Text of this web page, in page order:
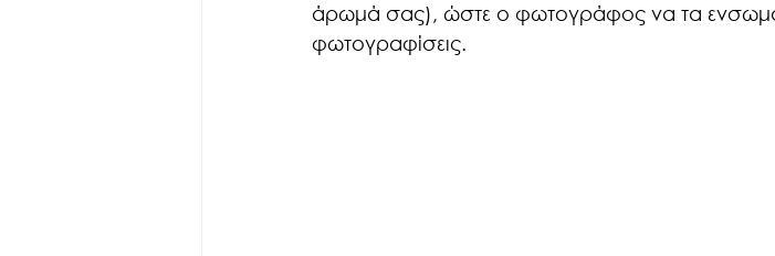
άρωμά σας), ώστε ο φωτογράφος να τα
φωτογραφίσεις.